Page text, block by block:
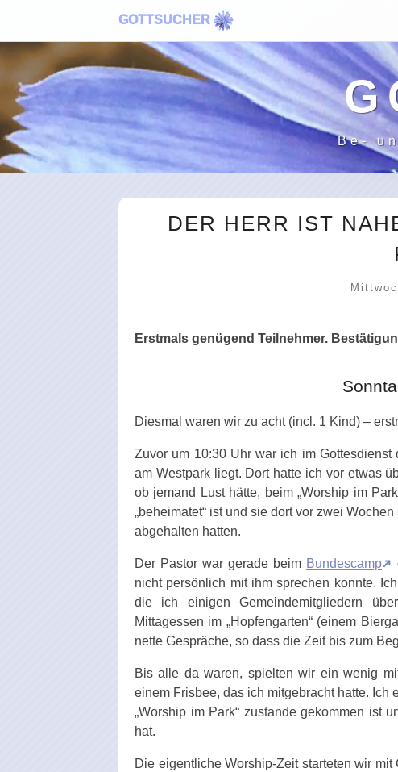
GOTTSUCHER
Be-
DER HERR IST
Erstmals genügend Teilnehmer.
Diesmal waren wir zu acht (incl. 1 Kind) –
Zuvor um 10:30 Uhr war ich im Gottesdienst
am Westpark liegt. Dort hatte ich vor etwas
ob jemand Lust hätte, beim „Worship im
„beheimatet“ ist und sie dort vor zwei
abgehalten hatten.
Der Pastor war gerade beim Bundescamp
nicht persönlich mit ihm sprechen konnte.
die ich einigen Gemeindemitgliedern
Mittagessen im „Hopfengarten“ (einem
nette Gespräche, so dass die Zeit bis zum
Bis alle da waren, spielten wir ein wenig
einem Frisbee, das ich mitgebracht hatte.
„Worship im Park“ zustande gekommen ist
hat.
Die eigentliche Worship-Zeit starteten wir